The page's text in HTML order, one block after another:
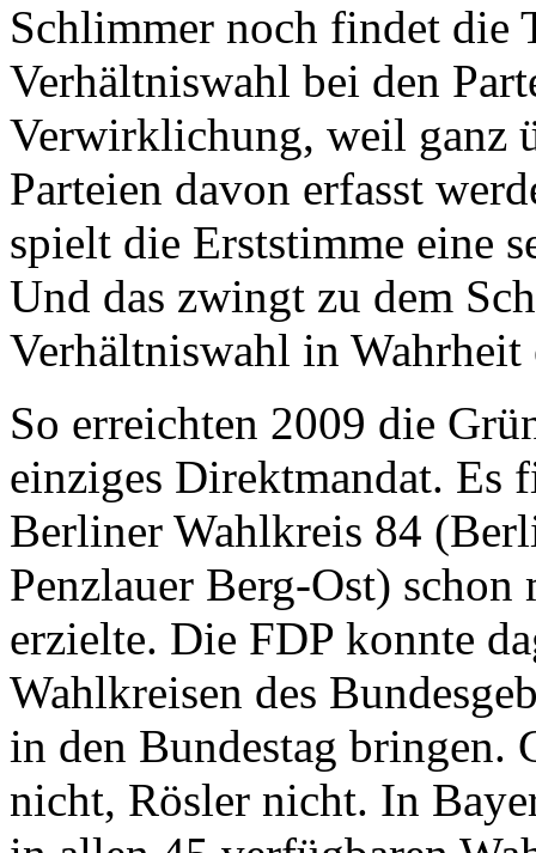
Schlimmer noch findet die
Verhältniswahl bei den
Verwirklichung, weil ganz
Parteien davon erfasst
spielt die Erststimme eine
Und das zwingt zu dem
Verhältniswahl in Wahrheit
So erreichten 2009 die
einziges Direktmandat. Es
Berliner Wahlkreis 84
Penzlauer Berg-Ost) schon
erzielte. Die FDP konnte
Wahlkreisen des
in den Bundestag bringen.
nicht, Rösler nicht. In